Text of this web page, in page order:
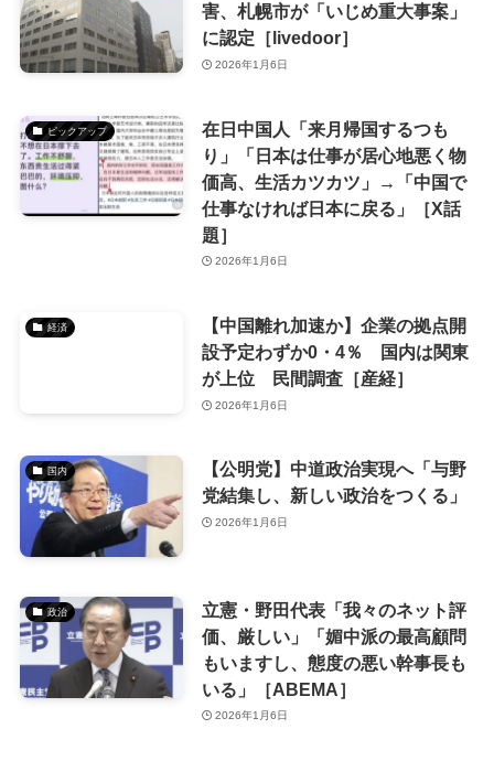
害、札幌市が「いじめ重大事案」
に認定［livedoor］
2026年1月6日
ピックアップ
在日中国人「来月帰国するつも
り」「日本は仕事が居心地悪く物
価高、生活カツカツ」→「中国で
仕事なければ日本に戻る」［X話
題］
2026年1月6日
経済
【中国離れ加速か】企業の拠点開
設予定わずか0・4％ 国内は関東
が上位 民間調査［産経］
2026年1月6日
国内
【公明党】中道政治実現へ「与野
党結集し、新しい政治をつくる」
2026年1月6日
政治
立憲・野田代表「我々のネット評
価、厳しい」「媚中派の最高顧問
もいますし、態度の悪い幹事長も
いる」［ABEMA］
2026年1月6日